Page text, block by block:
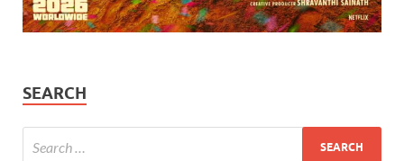
SEARCH